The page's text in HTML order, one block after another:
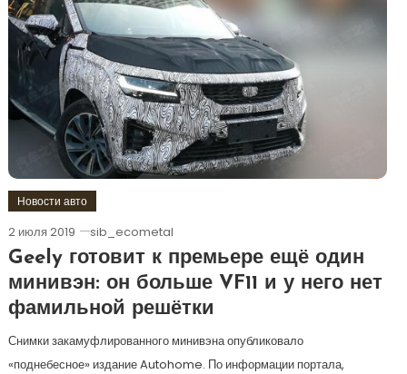
Новости авто
2 июля 2019 sib_ecometal
Geely готовит к премьере ещё один
минивэн: он больше VF11 и у него нет
фамильной решётки
Снимки закамуфлированного минивэна опубликовало
«поднебесное» издание Autohome. По информации портала,